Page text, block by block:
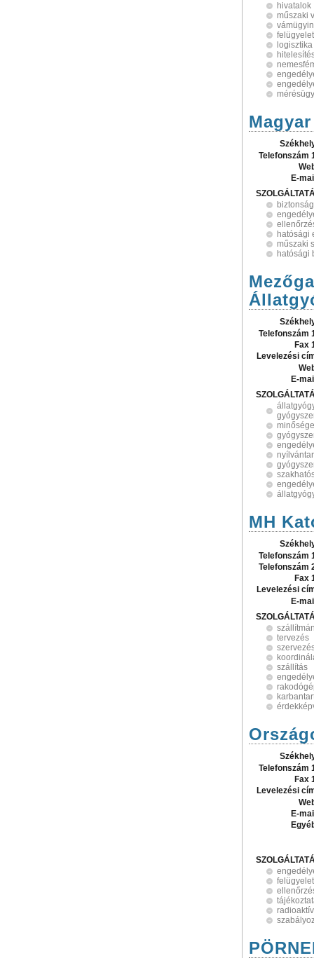
hivatalok
műszaki
felügyelet
logisztika
Telefonszám
E-
hatósági
műszaki
hatósági
Telefonszám
Fax
Levelezési
E-
MH
Telefonszám
Telefonszám
Fax
Levelezési
E-
tervezés
szállítás
Telefonszám
Fax
Levelezési
E-
felügyelet